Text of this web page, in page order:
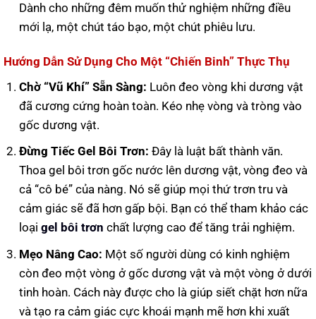
Dành cho những đêm muốn thử nghiệm những điều
mới lạ, một chút táo bạo, một chút phiêu lưu.
Hướng Dẫn Sử Dụng Cho Một “Chiến Binh” Thực Thụ
Chờ “Vũ Khí” Sẵn Sàng: Luôn đeo vòng khi dương vật
đã cương cứng hoàn toàn. Kéo nhẹ vòng và tròng vào
gốc dương vật.
Đừng Tiếc Gel Bôi Trơn: Đây là luật bất thành văn.
Thoa gel bôi trơn gốc nước lên dương vật, vòng đeo và
cả “cô bé” của nàng. Nó sẽ giúp mọi thứ trơn tru và
cảm giác sẽ đã hơn gấp bội. Bạn có thể tham khảo các
loạigel bôi trơn chất lượng cao để tăng trải nghiệm.
Mẹo Nâng Cao: Một số người dùng có kinh nghiệm
còn đeo một vòng ở gốc dương vật và một vòng ở dưới
tinh hoàn. Cách này được cho là giúp siết chặt hơn nữa
và tạo ra cảm giác cực khoái mạnh mẽ hơn khi xuất